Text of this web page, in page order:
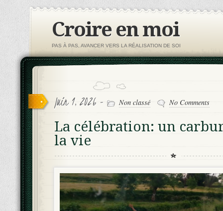
Croire en moi
PAS À PAS, AVANCER VERS LA RÉALISATION DE SOI
Juin 1, 2026 - Non classé No Comments
La célébration: un
la vie